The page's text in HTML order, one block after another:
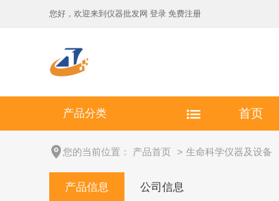
您好，欢迎来到 仪器批发网 登录 免费注册
首页
产品分类
您的当前位置： 产品首页 > 生命科学仪器及设备
产品信息 公司信息